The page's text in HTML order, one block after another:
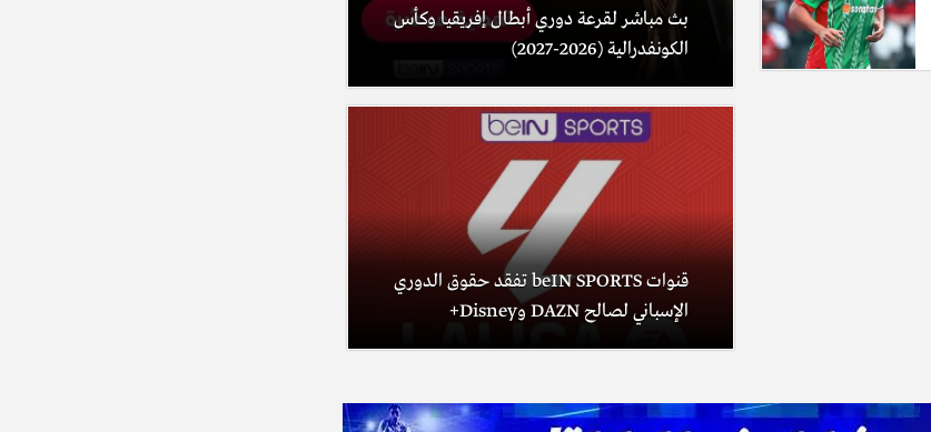
بث مباشر لقرعة دوري أبطال إفريقيا وكأس
الكونفدرالية (2026-2027)
قنوات beIN SPORTS تفقد حقوق الدوري
الإسباني لصالح DAZN وDisney+